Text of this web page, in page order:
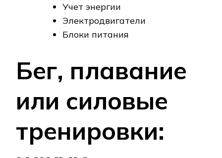
Учет энергии
Электродвигатели
Блоки питания
Бег, плавание
или силовые
тренировки: